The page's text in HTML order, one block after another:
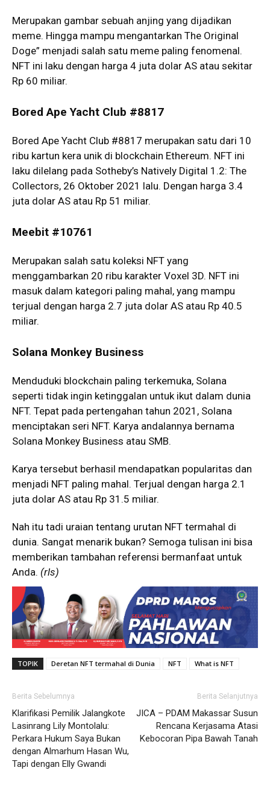
Merupakan gambar sebuah anjing yang dijadikan
meme. Hingga mampu mengantarkan The Original
Doge” menjadi salah satu meme paling fenomenal.
NFT ini laku dengan harga 4 juta dolar AS atau sekitar
Rp 60 miliar.
Bored Ape Yacht Club #8817
Bored Ape Yacht Club #8817 merupakan satu dari 10
ribu kartun kera unik di blockchain Ethereum. NFT ini
laku dilelang pada Sotheby’s Natively Digital 1.2: The
Collectors, 26 Oktober 2021 lalu. Dengan harga 3.4
juta dolar AS atau Rp 51 miliar.
Meebit #10761
Merupakan salah satu koleksi NFT yang
menggambarkan 20 ribu karakter Voxel 3D. NFT ini
masuk dalam kategori paling mahal, yang mampu
terjual dengan harga 2.7 juta dolar AS atau Rp 40.5
miliar.
Solana Monkey Business
Menduduki blockchain paling terkemuka, Solana
seperti tidak ingin ketinggalan untuk ikut dalam dunia
NFT. Tepat pada pertengahan tahun 2021, Solana
menciptakan seri NFT. Karya andalannya bernama
Solana Monkey Business atau SMB.
Karya tersebut berhasil mendapatkan popularitas dan
menjadi NFT paling mahal. Terjual dengan harga 2.1
juta dolar AS atau Rp 31.5 miliar.
Nah itu tadi uraian tentang urutan NFT termahal di
dunia. Sangat menarik bukan? Semoga tulisan ini bisa
memberikan tambahan referensi bermanfaat untuk
Anda. (rls)
TOPIK Deretan NFT termahal di Dunia NFT What is NFT
Berita Sebelumnya
Klarifikasi Pemilik Jalangkote
Lasinrang Lily Montolalu:
Perkara Hukum Saya Bukan
dengan Almarhum Hasan Wu,
Tapi dengan Elly Gwandi
Berita Selanjutnya
JICA – PDAM Makassar Susun
Rencana Kerjasama Atasi
Kebocoran Pipa Bawah Tanah